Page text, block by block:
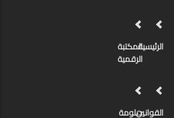
الرئيسيةالمكتبة
الرقمية
القوانيندبلومة